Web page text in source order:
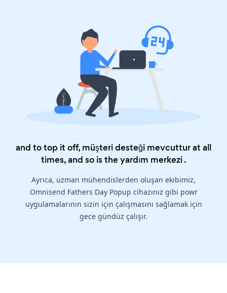
and to top it off, müşteri desteği mevcuttur at all
times, and so is theyardım merkezi.
Ayrıca, uzman mühendislerden oluşan ekibimiz,
Omnisend Fathers Day Popup cihazınız gibi powr
uygulamalarının sizin için çalışmasını sağlamak için
gece gündüz çalışır.